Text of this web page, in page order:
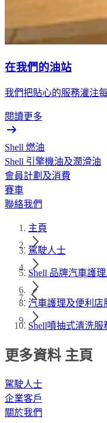
在我們的油站
我們把貼心的服務灌注
閱讀更多
Shell 燃油
Shell 引擎機油及潤滑油
會員計劃及消費
賽車
聯絡我們
主頁
駕駛人士
Shell 品牌汽車護
汽車護理及便利店
Shell噴抽式清洗
更多資料 主頁
駕駛人士
企業客戶
關於我們